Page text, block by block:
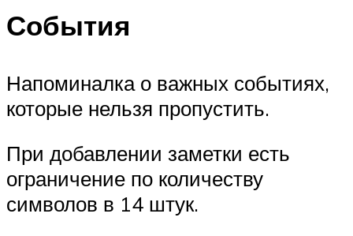
События
Напоминалка о важных событиях,
которые нельзя пропустить.
При добавлении заметки есть
ограничение по количеству
символов в 14 штук.